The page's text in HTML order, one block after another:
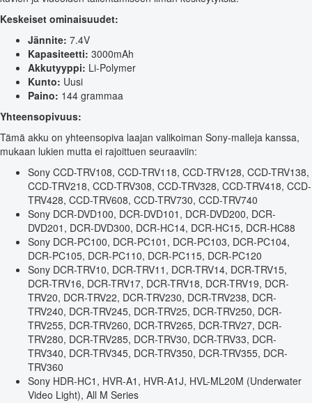
Keskeiset ominaisuudet:
Jännite: 7.4V
Kapasiteetti: 3000mAh
Akkutyyppi: Li-Polymer
Kunto: Uusi
Paino: 144 grammaa
Yhteensopivuus:
Tämä akku on yhteensopiva laajan valikoiman Sony-malleja kanssa,
mukaan lukien mutta ei rajoittuen seuraaviin:
Sony CCD-TRV108, CCD-TRV118, CCD-TRV128, CCD-TRV138,
CCD-TRV218, CCD-TRV308, CCD-TRV328, CCD-TRV418, CCD-
TRV428, CCD-TRV608, CCD-TRV730, CCD-TRV740
Sony DCR-DVD100, DCR-DVD101, DCR-DVD200, DCR-
DVD201, DCR-DVD300, DCR-HC14, DCR-HC15, DCR-HC88
Sony DCR-PC100, DCR-PC101, DCR-PC103, DCR-PC104,
DCR-PC105, DCR-PC110, DCR-PC115, DCR-PC120
Sony DCR-TRV10, DCR-TRV11, DCR-TRV14, DCR-TRV15,
DCR-TRV16, DCR-TRV17, DCR-TRV18, DCR-TRV19, DCR-
TRV20, DCR-TRV22, DCR-TRV230, DCR-TRV238, DCR-
TRV240, DCR-TRV245, DCR-TRV25, DCR-TRV250, DCR-
TRV255, DCR-TRV260, DCR-TRV265, DCR-TRV27, DCR-
TRV280, DCR-TRV285, DCR-TRV30, DCR-TRV33, DCR-
TRV340, DCR-TRV345, DCR-TRV350, DCR-TRV355, DCR-
TRV360
Sony HDR-HC1, HVR-A1, HVR-A1J, HVL-ML20M (Underwater
Video Light), All M Series